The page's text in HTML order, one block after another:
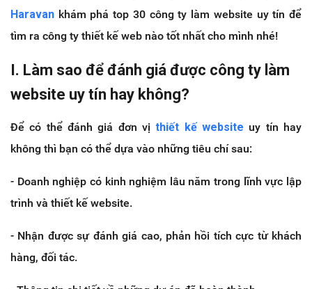
Haravan khám phá top 30 công ty làm website uy tín để
tìm ra công ty thiết kế web nào tốt nhất cho mình nhé!
I. Làm sao để đánh giá được công ty làm
website uy tín hay không?
Để có thể đánh giá đơn vịthiết kế website uy tín hay
không thì bạn có thể dựa vào những tiêu chí sau:
- Doanh nghiệp có kinh nghiệm lâu năm trong lĩnh vực lập
trình và thiết kế website.
- Nhận được sự đánh giá cao, phản hồi tích cực từ khách
hàng, đối tác.